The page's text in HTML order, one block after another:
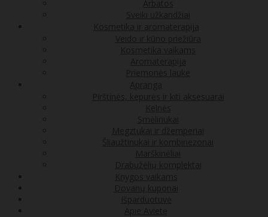
Arbatos
Sveiki užkandžiai
Kosmetika ir aromaterapija
Veido ir kūno priežiūra
Kosmetika vaikams
Aromaterapija
Priemonės lauke
Apranga
Pirštinės, kepurės ir kiti aksesuarai
Kelnės
Smėlinukai
Megztukai ir džemperiai
Šliaužtinukai ir kombinezonai
Marškinėliai
Drabužėlių komplektai
Knygos vaikams
Dovanų kuponai
Išparduotuvė
Apie Avietę